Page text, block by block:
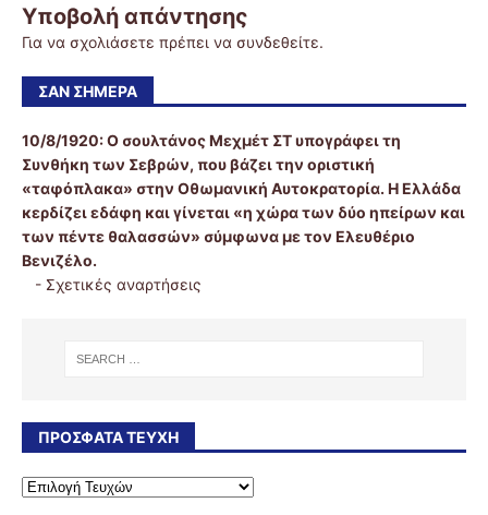
Υποβολή απάντησης
Για να σχολιάσετε πρέπει να συνδεθείτε.
ΣΑΝ ΣΉΜΕΡΑ
10/8/1920:Ο σουλτάνος Μεχμέτ ΣΤ υπογράφει τη
Συνθήκη των Σεβρών, που βάζει την οριστική
«ταφόπλακα» στην Οθωμανική Αυτοκρατορία. Η Ελλάδα
κερδίζει εδάφη και γίνεται «η χώρα των δύο ηπείρων και
των πέντε θαλασσών» σύμφωνα με τον Ελευθέριο
Βενιζέλο.
- Σχετικές αναρτήσεις
ΠΡΌΣΦΑΤΑ ΤΕΎΧΗ